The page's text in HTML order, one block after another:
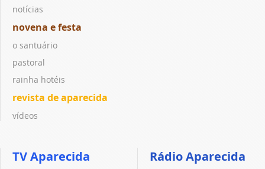
notícias
novena e festa
o santuário
pastoral
rainha hotéis
revista de aparecida
vídeos
TV Aparecida Rádio Aparecida